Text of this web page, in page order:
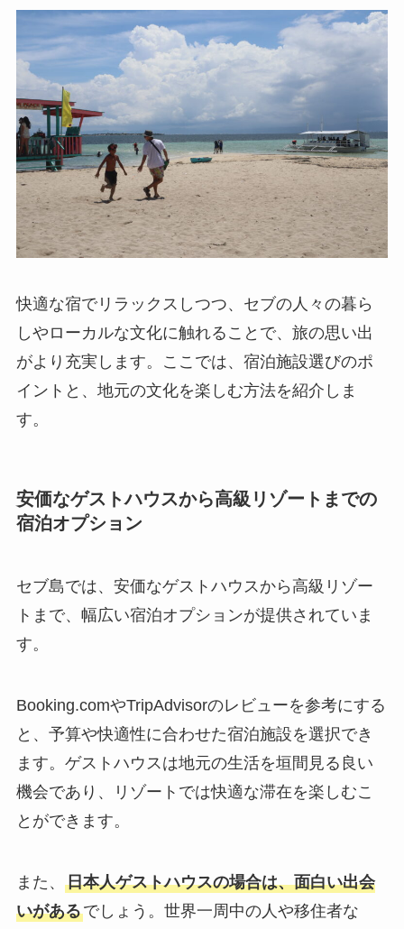
快適な宿でリラックスしつつ、セブの人々の暮ら
しやローカルな文化に触れることで、旅の思い出
がより充実します。ここでは、宿泊施設選びのポ
イントと、地元の文化を楽しむ方法を紹介しま
す。
安価なゲストハウスから高級リゾートまでの
宿泊オプション
セブ島では、安価なゲストハウスから高級リゾー
トまで、幅広い宿泊オプションが提供されていま
す。
Booking.comやTripAdvisorのレビューを参考にする
と、予算や快適性に合わせた宿泊施設を選択でき
ます。ゲストハウスは地元の生活を垣間見る良い
機会であり、リゾートでは快適な滞在を楽しむこ
とができます。
また、 日本人ゲストハウスの場合は、面白い出会
いがあるでしょう。世界一周中の人や移住者な